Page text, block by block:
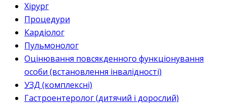
Хірург
Процедури
Кардіолог
Пульмонолог
Оцінювання повсякденного функціонування
особи (встановлення інвалідності)
УЗД (комплексні)
Гастроентеролог (дитячий і дорослий)